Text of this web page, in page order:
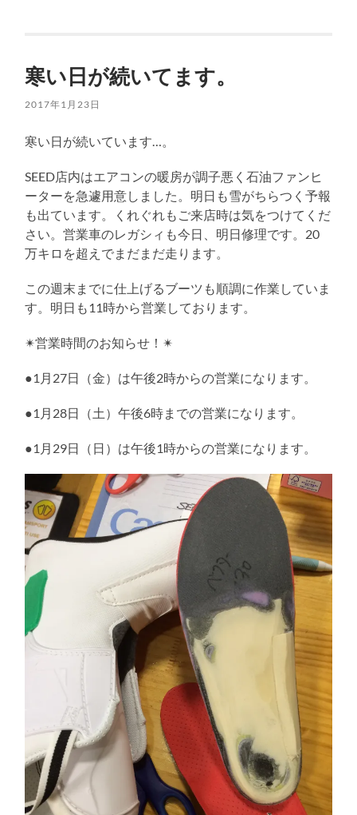
寒い日が続いてます。
2017年1月23日
寒い日が続いています…。
SEED店内はエアコンの暖房が調子悪く石油ファンヒ
ーターを急遽用意しました。明日も雪がちらつく予報
も出ています。くれぐれもご来店時は気をつけてくだ
さい。営業車のレガシィも今日、明日修理です。20
万キロを超えでまだまだ走ります。
この週末までに仕上げるブーツも順調に作業していま
す。明日も11時から営業しております。
✴︎営業時間のお知らせ！✴︎
●1月27日（金）は午後2時からの営業になります。
●1月28日（土）午後6時までの営業になります。
●1月29日（日）は午後1時からの営業になります。